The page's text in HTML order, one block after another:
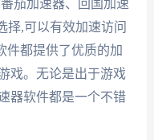
茄加速器、回国加速
择,可以有效加速访问
件都提供了优质的加
戏。无论是出于游戏
器软件都是一个不错